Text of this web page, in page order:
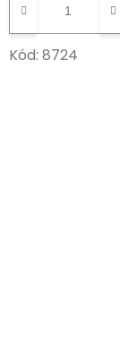
Kód: 8724